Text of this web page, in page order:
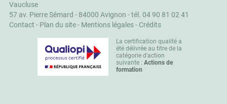
Vaucluse
57 av. Pierre Sémard - 84000 Avignon -tél. 04 90 81 02 41
Contact - Plan du site- Mentions légales- Crédits
La certification qualité a
été délivrée au titre de la
catégorie d'action
suivante : Actions de
formation